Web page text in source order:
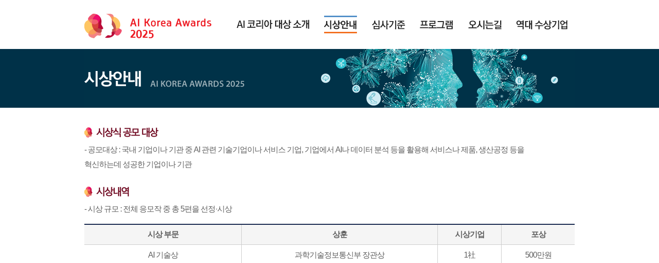
- 공모대상 : 국내 기업이나 기관 중 AI 관련 기술기업이나 서비스 기업, 기업에서 AI나 데이터 분석 등을 활용해 서비스나 제품, 생산공정 등을
혁신하는데 성공한 기업이나 기관
- 시상 규모 : 전체 응모작 중 총 5편을 선정·시상
시상 부문 상훈 시상기업 포상
AI 기술상 과학기술정보통신부 장관상 1社 500만원